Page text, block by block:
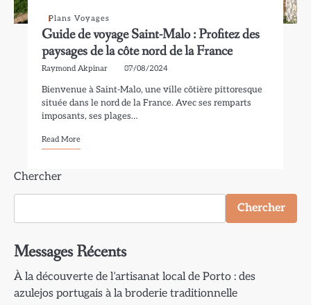
Plans Voyages
Guide de voyage Saint-Malo : Profitez des
paysages de la côte nord de la France
Raymond Akpinar 07/08/2024
Bienvenue à Saint-Malo, une ville côtière pittoresque
située dans le nord de la France. Avec ses remparts
imposants, ses plages…
Read More
Chercher
Chercher
Messages Récents
À la découverte de l’artisanat local de Porto : des
azulejos portugais à la broderie traditionnelle